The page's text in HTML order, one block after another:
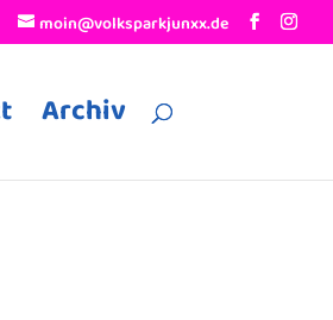
moin@volksparkjunxx.de
Archiv